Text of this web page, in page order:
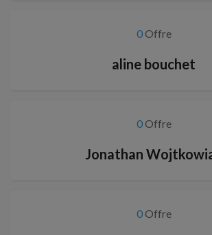
0Offre
aline bouchet
0Offre
Jonathan
0Offre